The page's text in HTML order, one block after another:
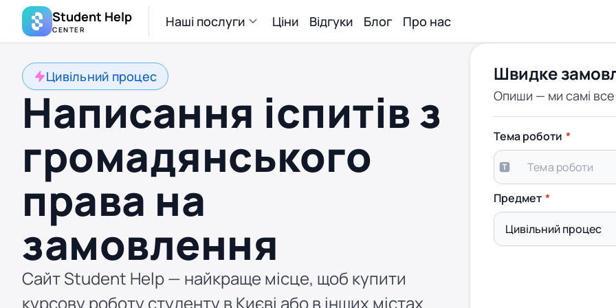
Student Help
CENTER Наші послуги Ціни Відгуки Блог Про нас
Цивільний процес
Написання іспитів з
громадянського
права на
замовлення
Сайт Student Help — найкраще місце, щоб купити
курсову роботу студенту в Києві або в інших містах
Швидке
Опиши — ми самі
Тема роботи
Предмет